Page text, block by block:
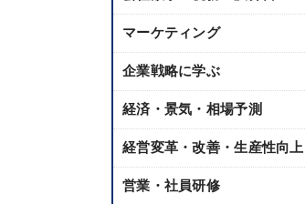
マーケティング
企業戦略に学ぶ
経済・景気・相場予測
経営変革・改善・生産性向上
営業・社員研修